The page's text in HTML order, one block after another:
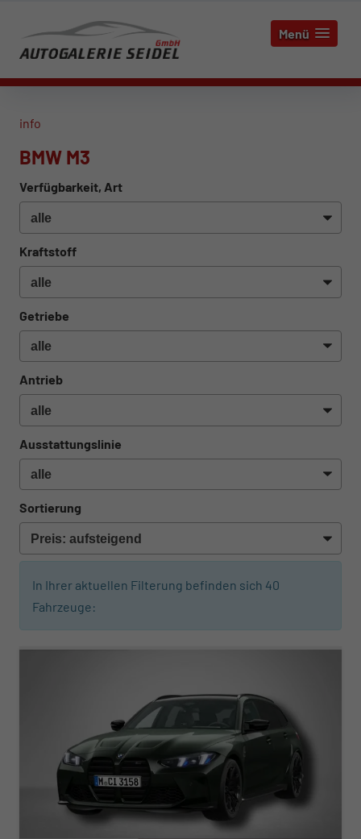
Menü
info
BMW M3
Verfügbarkeit, Art
Kraftstoff
Getriebe
Antrieb
Ausstattungslinie
Sortierung
In Ihrer aktuellen Filterung befinden sich 40
Fahrzeuge:
ab 999,– € mtl.